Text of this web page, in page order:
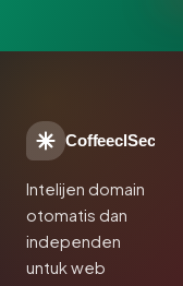
CoffeeclSec
Intelijen domain
otomatis dan
independen
untuk web